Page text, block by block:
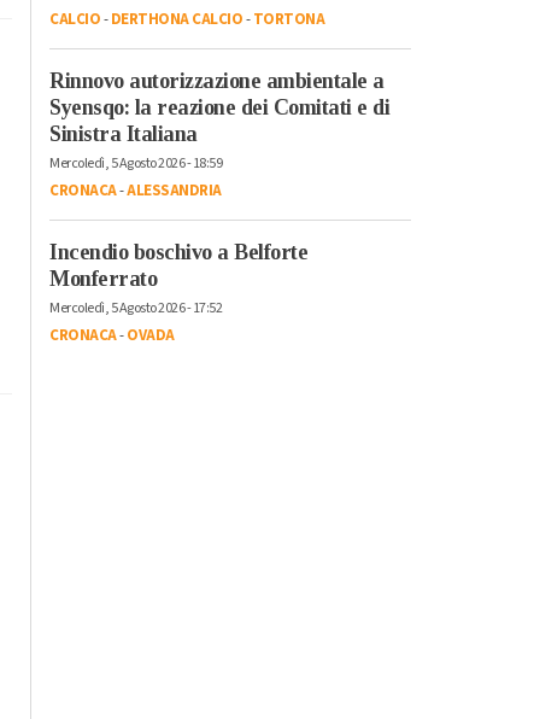
CALCIO-DERTHONA CALCIO-TORTONA
Rinnovo autorizzazione ambientale a
Syensqo: la reazione dei Comitati e di
Sinistra Italiana
Mercoledì, 5 Agosto 2026 - 18:59
CRONACA-ALESSANDRIA
Incendio boschivo a Belforte
Monferrato
Mercoledì, 5 Agosto 2026 - 17:52
CRONACA-OVADA